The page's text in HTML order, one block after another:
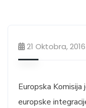
21 Oktobra, 2016
Europska Komisija
europske